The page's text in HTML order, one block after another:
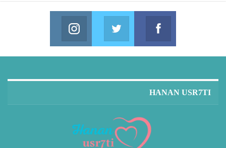
Facebook
Join us on Facebook
Twitter
Join us on Twitter
HANAN USR7TI